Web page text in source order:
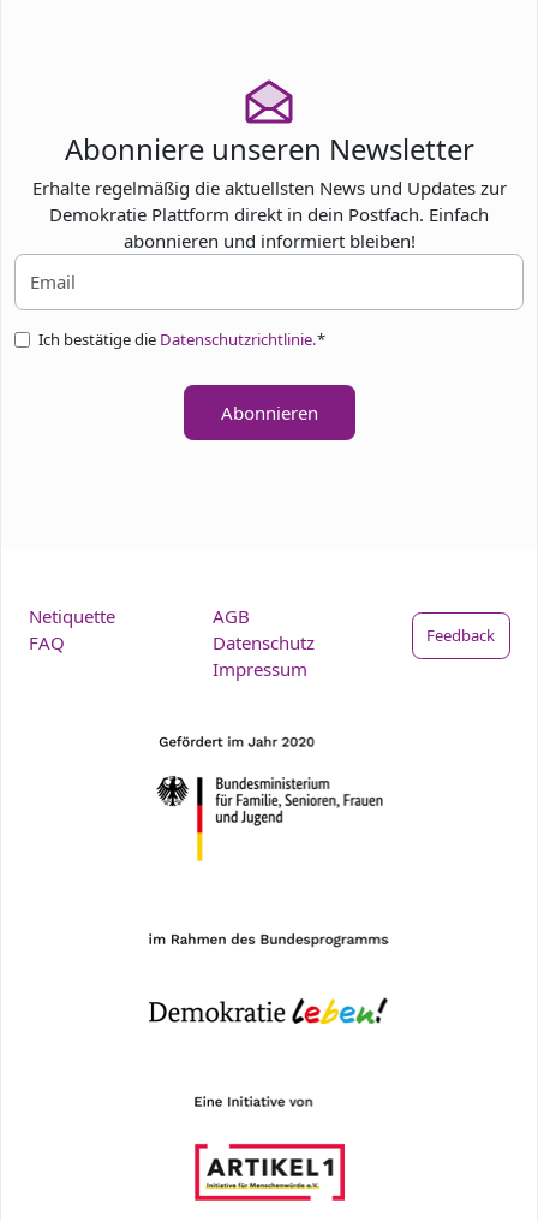
Abonniere unseren Newsletter
Erhalte regelmäßig die aktuellsten News und Updates zur
Demokratie Plattform direkt in dein Postfach. Einfach
abonnieren und informiert bleiben!
Ich bestätige die Datenschutzrichtlinie.*
Abonnieren
Netiquette
FAQ
AGB
Datenschutz
Impressum
Feedback